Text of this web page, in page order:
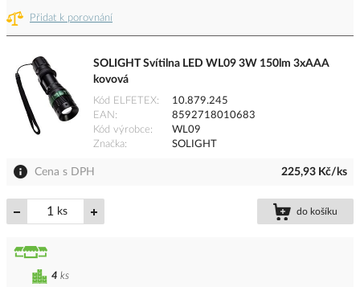
Přidat k porovnání
SOLIGHT Svítilna LED WL09 3W 150lm 3xAAA
kovová
Kód ELFETEX
10.879.245
EAN
8592718010683
Kód výrobce
WL09
Značka
SOLIGHT
Cena s DPH 225,93 Kč/ks
ks do košíku
4 ks